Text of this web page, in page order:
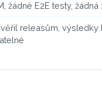
žádné E2E testy,
releasům, výsledky